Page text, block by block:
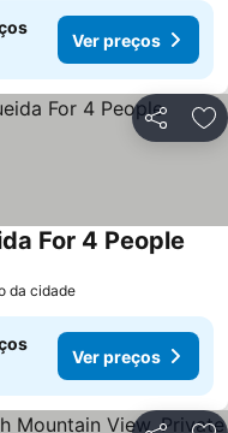
Ver preços
Partilhar
For 4 People
da cidade
Ver preços